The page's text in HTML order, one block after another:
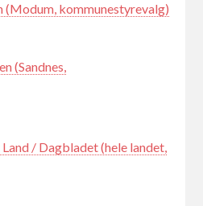
(Modum, kommunestyrevalg)
(Sandnes,
/ Dagbladet (hele landet,